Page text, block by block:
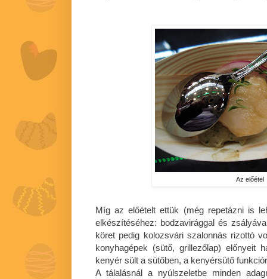
Az előétel
Míg az előételt ettük (még repetázni is
elkészítéséhez: bodzavirággal és
köret pedig kolozsvári szalonnás rizottó
konyhagépek (sütő, grillezőlap) előnyeit
kenyér sült a sütőben, a kenyérsütő
A tálalásnál a nyúlszeletbe minden